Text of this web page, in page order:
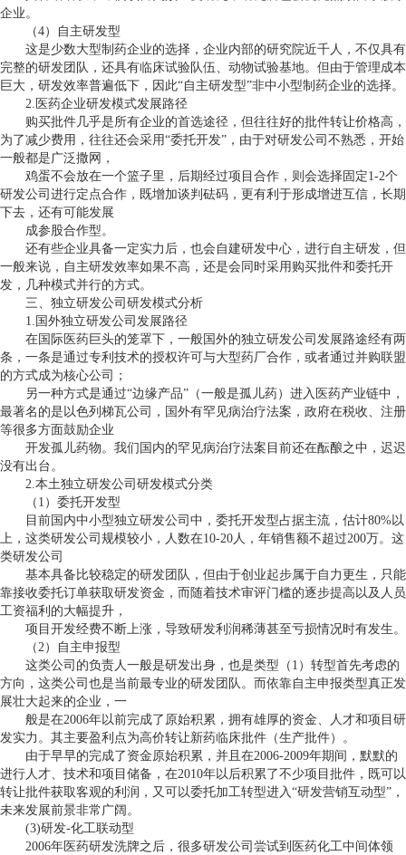
企业。
（4）自主研发型
这是少数大型制药企业的选择，企业内部的研究院近千人，不仅具有
完整的研发团队，还具有临床试验队伍、动物试验基地。但由于管理成本
巨大，研发效率普遍低下，因此“自主研发型”非中小型制药企业的选择。
2. 医药企业研发模式发展路径
购买批件几乎是所有企业的首选途径，但往往好的批件转让价格高，
为了减少费用，往往还会采用“委托开发”，由于对研发公司不熟悉，开始
一般都是广泛撒网，
鸡蛋不会放在一个篮子里，后期经过项目合作，则会选择固定1-2个
研发公司进行定点合作，既增加谈判砝码，更有利于形成增进互信，长期
下去，还有可能发展
成参股合作型。
还有些企业具备一定实力后，也会自建研发中心，进行自主研发，但
一般来说，自主研发效率如果不高，还是会同时采用购买批件和委托开
发，几种模式并行的方式。
三、独立研发公司研发模式分析
1. 国外独立研发公司发展路径
在国际医药巨头的笼罩下，一般国外的独立研发公司发展路途经有两
条，一条是通过专利技术的授权许可与大型药厂合作，或者通过并购联盟
的方式成为核心公司；
另一种方式是通过“边缘产品”（一般是孤儿药）进入医药产业链中，
最著名的是以色列梯瓦公司，国外有罕见病治疗法案，政府在税收、注册
等很多方面鼓励企业
开发孤儿药物。我们国内的罕见病治疗法案目前还在酝酿之中，迟迟
没有出台。
2.本土独立研发公司研发模式分类
（ 1 ）委托开发型
目前国内中小型独立研发公司中，委托开发型占据主流，估计80%以
上，这类研发公司规模较小，人数在10-20人，年销售额不超过200万。这
类研发公司
基本具备比较稳定的研发团队，但由于创业起步属于自力更生，只能
靠接收委托订单获取研发资金，而随着技术审评门槛的逐步提高以及人员
工资福利的大幅提升，
项目开发经费不断上涨，导致研发利润稀薄甚至亏损情况时有发生。
（2）自主申报型
这类公司的负责人一般是研发出身，也是类型（ 1 ）转型首先考虑的
方向，这类公司也是当前最专业的研发团队。而依靠自主申报类型真正发
展壮大起来的企业，一
般是在2006年以前完成了原始积累，拥有雄厚的资金、人才和项目研
发实力。其主要盈利点为高价转让新药临床批件（生产批件）。
由于早早的完成了资金原始积累，并且在2006-2009年期间，默默的
进行人才、技术和项目储备，在2010年以后积累了不少项目批件，既可以
转让批件获取客观的利润，又可以委托加工转型进入“研发营销互动型”，
未来发展前景非常广阔。
(3)研发-化工联动型
2006年医药研发洗牌之后，很多研发公司尝试到医药化工中间体领